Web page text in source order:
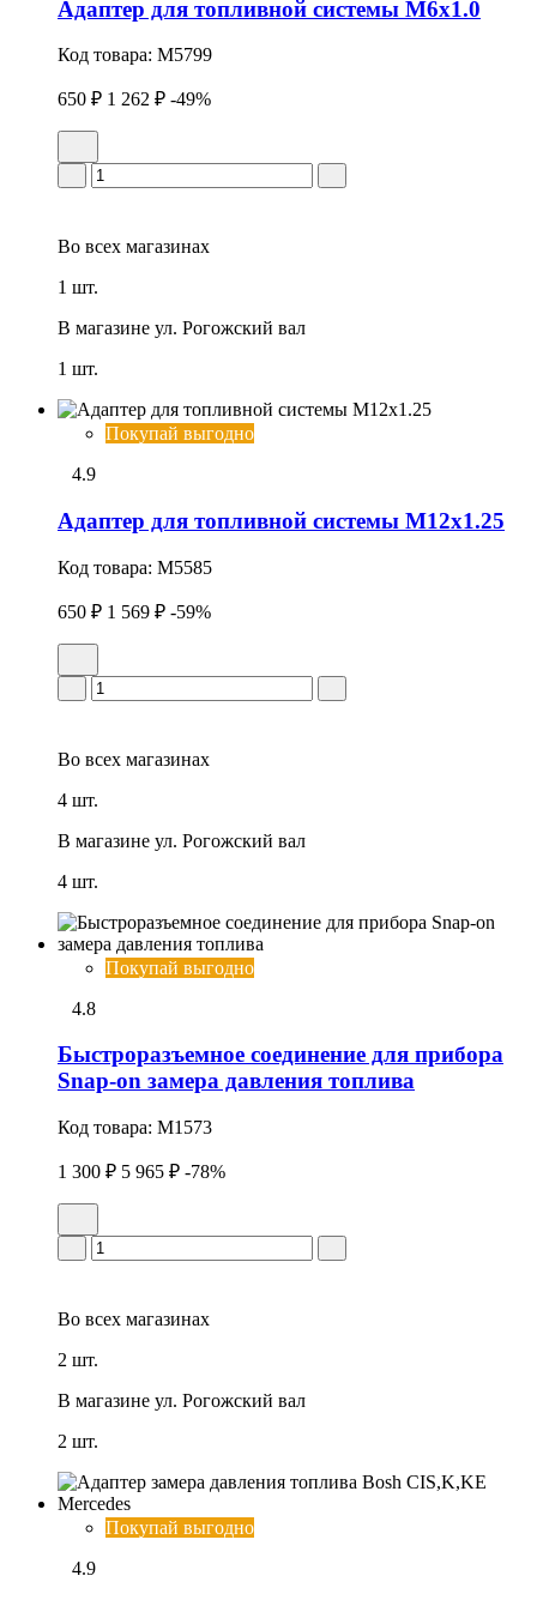
Адаптер для топливной системы M6x1.0
Код товара: M5799
650 ₽ 1 262 ₽ -49%
Во всех магазинах
1 шт.
В магазине ул. Рогожский вал
1 шт.
Покупай выгодно
4.9
Адаптер для топливной системы M12x1.25
Код товара: M5585
650 ₽ 1 569 ₽ -59%
Во всех магазинах
4 шт.
В магазине ул. Рогожский вал
4 шт.
Покупай выгодно
4.8
Быстроразъемное соединение для прибора
Snap-on замера давления топлива
Код товара: M1573
1 300 ₽ 5 965 ₽ -78%
Во всех магазинах
2 шт.
В магазине ул. Рогожский вал
2 шт.
Покупай выгодно
4.9